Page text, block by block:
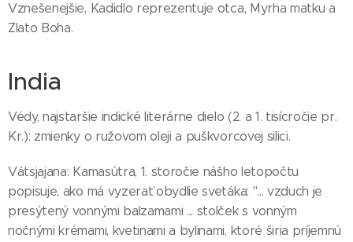
Vznešenejšie, Kadidlo reprezentuje otca, Myrha matku a
Zlato Boha.
India
Védy, najstaršie indické literárne dielo (2. a 1. tisícročie pr.
Kr.): zmienky o ružovom oleji a puškvorcovej silici.
Vátsjajana: Kamasútra, 1. storočie nášho letopočtu
popisuje, ako má vyzerať obydlie svetáka: "... vzduch je
presýtený vonnými balzamami ... stolček s vonným
nočnými krémami, kvetinami a bylinami, ktoré širia príjemnú